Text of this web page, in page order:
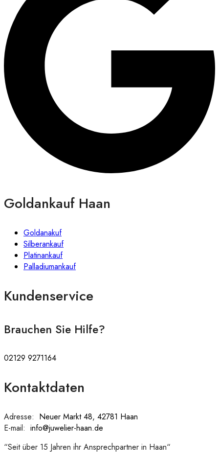
Goldankauf Haan
Goldanakuf
Silberankauf
Platinankauf
Palladiumankauf
Kundenservice
Brauchen Sie Hilfe?
02129 9271164
Kontaktdaten
Adresse: Neuer Markt 48, 42781 Haan
E-mail: info@juwelier-haan.de
“Seit über 15 Jahren ihr Ansprechpartner in Haan“